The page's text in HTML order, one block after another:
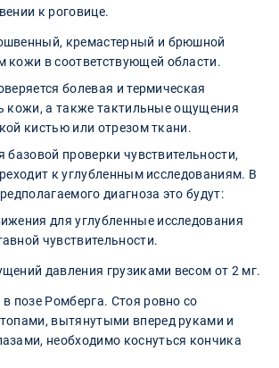
к роговице.
кремастерный и брюшной
кожи в соответствующей области.
болевая и термическая
кожи, а также тактильные ощущения
кистью или отрезом ткани.
базовой проверки чувствительности,
к углубленным исследованиям. В
диагноза это будут:
для углубленные исследования
чувствительности.
давления грузиками весом от 2 мг.
позе Ромберга. Стоя ровно со
вытянутыми вперед руками и
необходимо коснуться кончика